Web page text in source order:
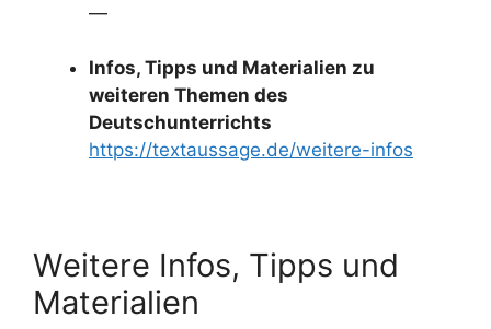
—
Infos, Tipps und Materialien zu
weiteren Themen des
Deutschunterrichts
https://textaussage.de/weitere-infos
Weitere Infos, Tipps und
Materialien